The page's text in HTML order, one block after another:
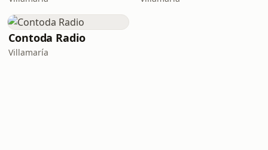
Contoda Radio
Villamaría